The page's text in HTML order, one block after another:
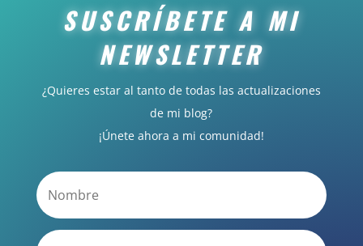
SUSCRÍBETE A MI
NEWSLETTER
¿Quieres estar al tanto de todas las actualizaciones
de mi blog?
¡Únete ahora a mi comunidad!